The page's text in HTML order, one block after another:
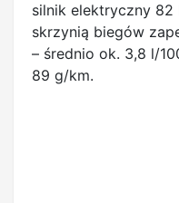
silnik elektryczny 82
skrzynią biegów
– średnio ok. 3,8 l/
89 g/km.